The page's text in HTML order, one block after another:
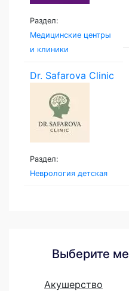
Раздел:
Медицинские центры
и клиники
Dr. Safarova Clinic
Раздел:
Неврология детская
Выберите
Акушерство